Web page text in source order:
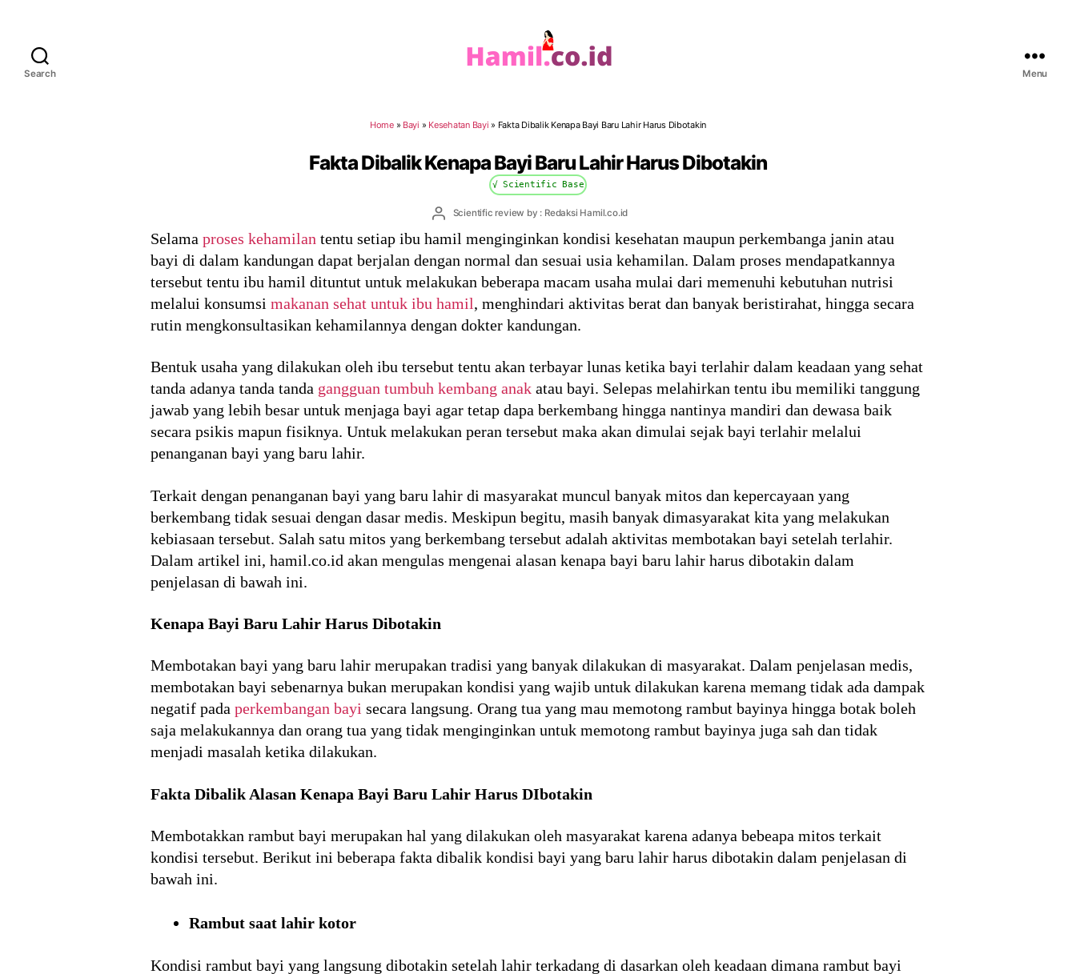
Search Menu
Home» Bayi » Kesehatan Bayi » Fakta Dibalik Kenapa Bayi Baru Lahir Harus Dibotakin
Fakta Dibalik Kenapa Bayi Baru Lahir Harus Dibotakin
√ Scientific Base
PostScientific review by : Redaksi Hamil.co.id
Selama proses kehamilan tentu setiap ibu hamil menginginkan kondisi kesehatan maupun perkembanga janin atau
bayi di dalam kandungan dapat berjalan dengan normal dan sesuai usia kehamilan. Dalam proses mendapatkannya
tersebut tentu ibu hamil dituntut untuk melakukan beberapa macam usaha mulai dari memenuhi kebutuhan nutrisi
melalui konsumsi makanan sehat untuk ibu hamil, menghindari aktivitas berat dan banyak beristirahat, hingga secara
rutin mengkonsultasikan kehamilannya dengan dokter kandungan.
Bentuk usaha yang dilakukan oleh ibu tersebut tentu akan terbayar lunas ketika bayi terlahir dalam keadaan yang sehat
tanda adanya tanda tanda gangguan tumbuh kembang anak atau bayi. Selepas melahirkan tentu ibu memiliki tanggung
jawab yang lebih besar untuk menjaga bayi agar tetap dapa berkembang hingga nantinya mandiri dan dewasa baik
secara psikis mapun fisiknya. Untuk melakukan peran tersebut maka akan dimulai sejak bayi terlahir melalui
penanganan bayi yang baru lahir.
Terkait dengan penanganan bayi yang baru lahir di masyarakat muncul banyak mitos dan kepercayaan yang
berkembang tidak sesuai dengan dasar medis. Meskipun begitu, masih banyak dimasyarakat kita yang melakukan
kebiasaan tersebut. Salah satu mitos yang berkembang tersebut adalah aktivitas membotakan bayi setelah terlahir.
Dalam artikel ini, hamil.co.id akan mengulas mengenai alasan kenapa bayi baru lahir harus dibotakin dalam
penjelasan di bawah ini.
Kenapa Bayi Baru Lahir Harus Dibotakin
Membotakan bayi yang baru lahir merupakan tradisi yang banyak dilakukan di masyarakat. Dalam penjelasan medis,
membotakan bayi sebenarnya bukan merupakan kondisi yang wajib untuk dilakukan karena memang tidak ada dampak
negatif pada perkembangan bayi secara langsung. Orang tua yang mau memotong rambut bayinya hingga botak boleh
saja melakukannya dan orang tua yang tidak menginginkan untuk memotong rambut bayinya juga sah dan tidak
menjadi masalah ketika dilakukan.
Fakta Dibalik Alasan Kenapa Bayi Baru Lahir Harus DIbotakin
Membotakkan rambut bayi merupakan hal yang dilakukan oleh masyarakat karena adanya bebeapa mitos terkait
kondisi tersebut. Berikut ini beberapa fakta dibalik kondisi bayi yang baru lahir harus dibotakin dalam penjelasan di
bawah ini.
Rambut saat lahir kotor
Kondisi rambut bayi yang langsung dibotakin setelah lahir terkadang di dasarkan oleh keadaan dimana rambut bayi